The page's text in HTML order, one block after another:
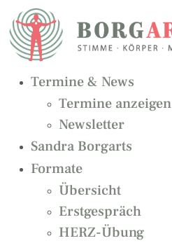
Inhalt
springen
Termine & News
Termine anzeigen
Newsletter
Sandra Borgarts
Formate
Übersicht
Erstgespräch
HERZ-Übung